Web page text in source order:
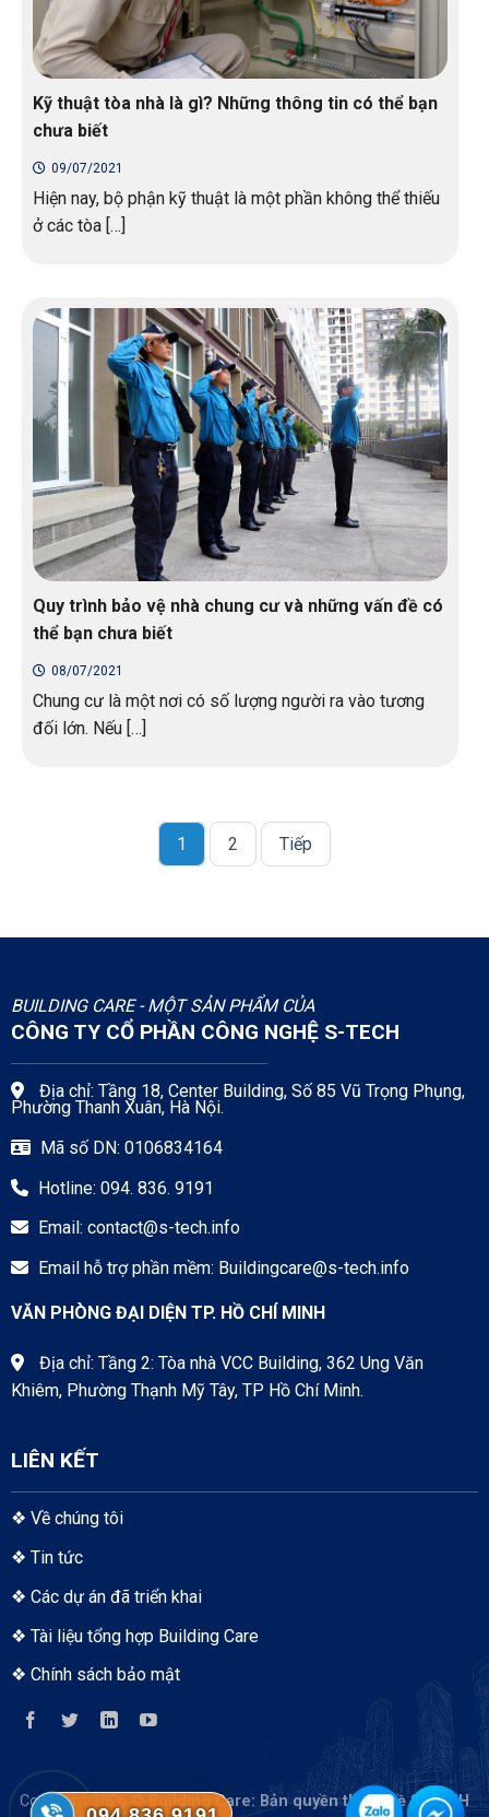
Kỹ thuật tòa nhà là gì? Những thông tin có thể bạn
chưa biết
09/07/2021
Hiện nay, bộ phận kỹ thuật là một phần không thể thiếu
ở các tòa […]
Quy trình bảo vệ nhà chung cư và những vấn đề có
thể bạn chưa biết
08/07/2021
Chung cư là một nơi có số lượng người ra vào tương
đối lớn. Nếu […]
1 2 Tiếp
BUILDING CARE - MỘT SẢN PHẨM CỦA
CÔNG TY CỔ PHẦN CÔNG NGHỆ S-TECH
Địa chỉ: Tầng 18, Center Building, Số 85 Vũ Trọng Phụng,
Phường Thanh Xuân, Hà Nội.
Mã số DN: 0106834164
Hotline: 094. 836. 9191
Email: contact@s-tech.info
Email hỗ trợ phần mềm: Buildingcare@s-tech.info
VĂN PHÒNG ĐẠI DIỆN TP. HỒ CHÍ MINH
Địa chỉ: Tầng 2: Tòa nhà VCC Building, 362 Ung Văn
Khiêm, Phường Thạnh Mỹ Tây, TP Hồ Chí Minh.
LIÊN KẾT
❖ Về chúng tôi
❖ Tin tức
❖ Các dự án đã triển khai
❖ Tài liệu tổng hợp Building Care
❖ Chính sách bảo mật
Copyright 2026 © Building Care: Bản quyền thuộc về S-TECH